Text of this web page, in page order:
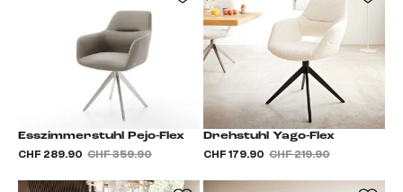
Esszimmerstuhl Pejo-Flex
CHF 289.90 CHF 359.90
Drehstuhl Yago-Flex
CHF 179.90 CHF 219.90